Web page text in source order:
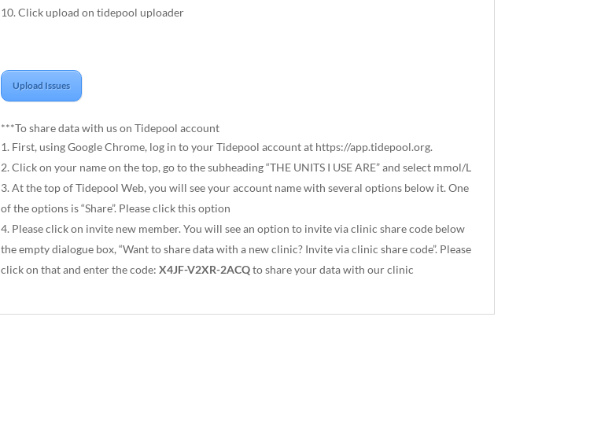
Click upload on tidepool uploader
Upload Issues
***To share data with us on Tidepool account
First, using Google Chrome, log in to your Tidepool account at https://app.tidepool.org.
Click on your name on the top, go to the subheading “THE UNITS I USE ARE” and select mmol/L
At the top of Tidepool Web, you will see your account name with several options below it. One
of the options is “Share”. Please click this option
Please click on invite new member. You will see an option to invite via clinic share code below
the empty dialogue box, “Want to share data with a new clinic? Invite via clinic share code”. Please
click on that and enter the code: X4JF-V2XR-2ACQto share your data with our clinic